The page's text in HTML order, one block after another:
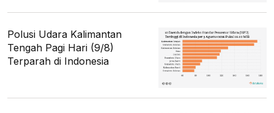
Polusi Udara Kalimantan
Tengah Pagi Hari (9/8)
Terparah di Indonesia